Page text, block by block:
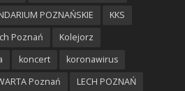
POZNAŃSKIE
KKS
Poznań
Kolejorz
koncert
koronawirus
Poznań
LECH POZNAŃ